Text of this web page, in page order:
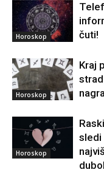
Horoskop
čuti!
Horoskop
Kraj
Horoskop
sledi